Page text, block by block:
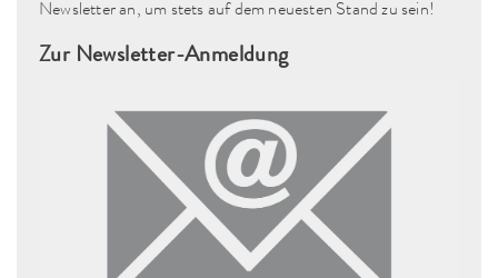
Newsletter an, um stets auf dem neuesten Stand zu sein!
Zur Newsletter-Anmeldung